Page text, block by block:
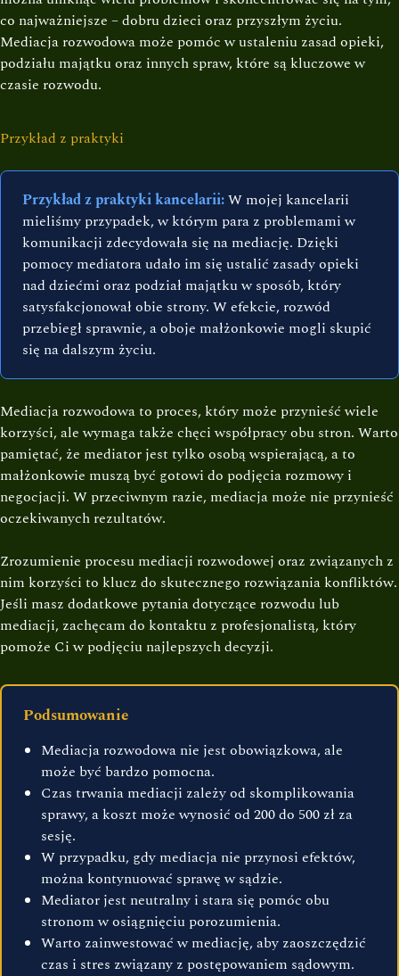
co najważniejsze – dobru dzieci oraz przyszłym życiu.
Mediacja rozwodowa może pomóc w ustaleniu zasad opieki,
podziału majątku oraz innych spraw, które są kluczowe w
czasie rozwodu.
Przykład z praktyki
Przykład z praktyki kancelarii:W mojej kancelarii
mieliśmy przypadek, w którym para z problemami w
komunikacji zdecydowała się na mediację. Dzięki
pomocy mediatora udało im się ustalić zasady opieki
nad dziećmi oraz podział majątku w sposób, który
satysfakcjonował obie strony. W efekcie, rozwód
przebiegł sprawnie, a oboje małżonkowie mogli skupić
się na dalszym życiu.
Mediacja rozwodowa to proces, który może przynieść wiele
korzyści, ale wymaga także chęci współpracy obu stron. Warto
pamiętać, że mediator jest tylko osobą wspierającą, a to
małżonkowie muszą być gotowi do podjęcia rozmowy i
negocjacji. W przeciwnym razie, mediacja może nie przynieść
oczekiwanych rezultatów.
Zrozumienie procesu mediacji rozwodowej oraz związanych z
nim korzyści to klucz do skutecznego rozwiązania konfliktów.
Jeśli masz dodatkowe pytania dotyczące rozwodu lub
mediacji, zachęcam do kontaktu z profesjonalistą, który
pomoże Ci w podjęciu najlepszych decyzji.
Podsumowanie
Mediacja rozwodowa nie jest obowiązkowa, ale
może być bardzo pomocna.
Czas trwania mediacji zależy od skomplikowania
sprawy, a koszt może wynosić od 200 do 500 zł za
sesję.
W przypadku, gdy mediacja nie przynosi efektów,
można kontynuować sprawę w sądzie.
Mediator jest neutralny i stara się pomóc obu
stronom w osiągnięciu porozumienia.
Warto zainwestować w mediację, aby zaoszczędzić
czas i stres związany z postępowaniem sądowym.